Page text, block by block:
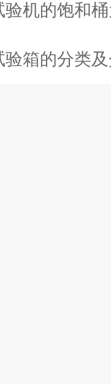
验机的饱和
验箱的分类